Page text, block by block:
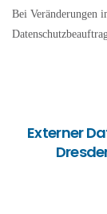
Bei Veränderungen
Externer